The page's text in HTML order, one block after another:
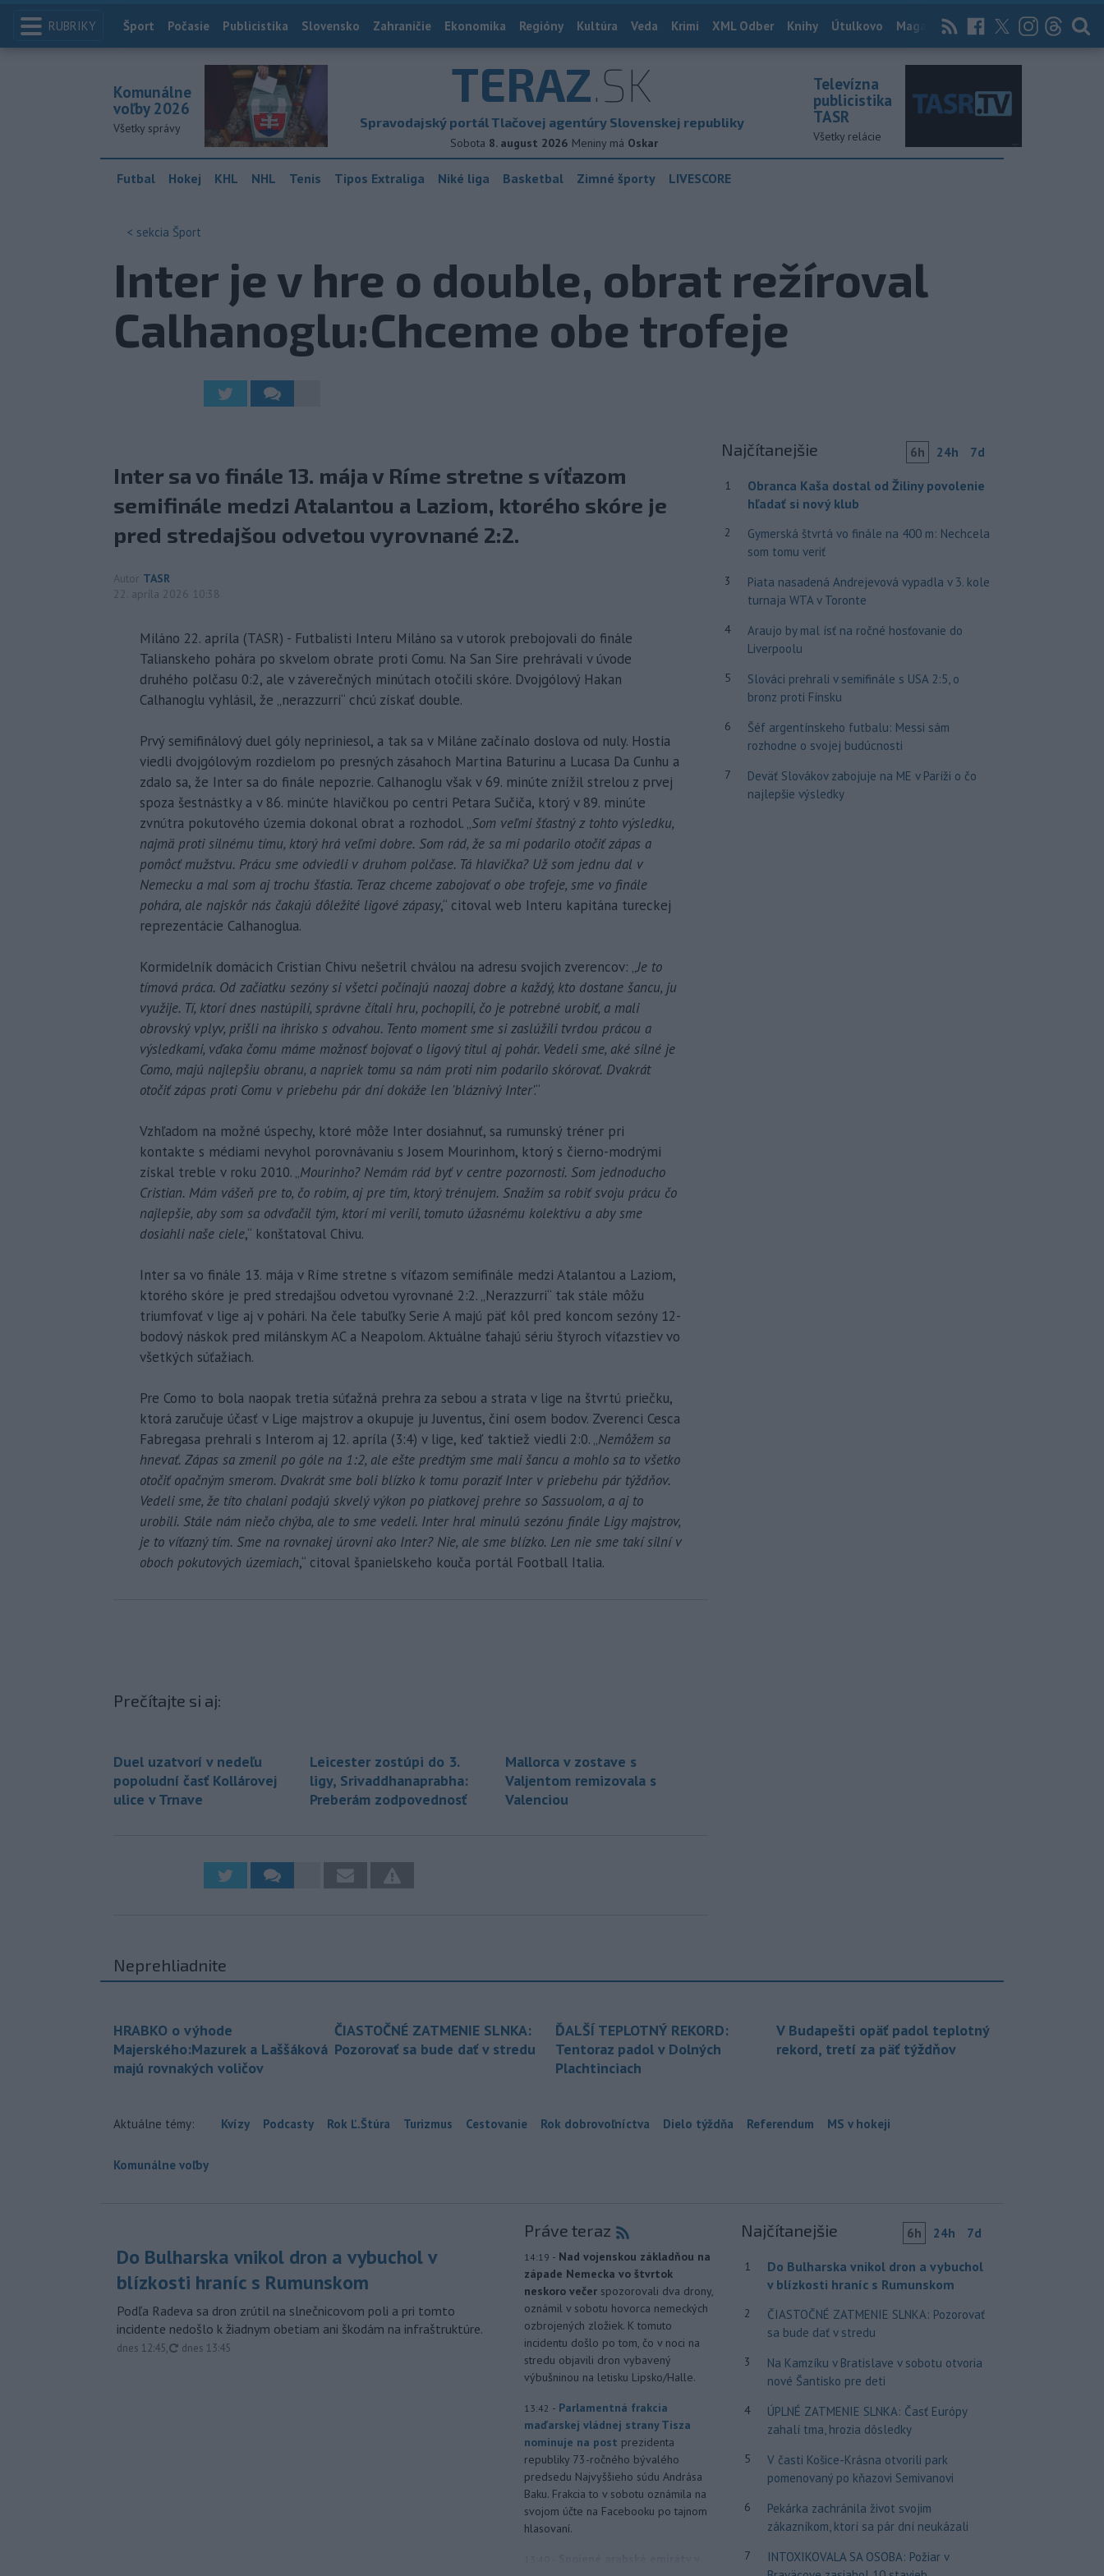
RUBRIKY Index
Šport Počasie Publicistika Slovensko Zahraničie Ekonomika Regióny Kultúra Veda Krimi XML Odber Knihy Útulkovo Magazín News Now Archív
TERAZ.SK
Spravodajský portál Tlačovej agentúry Slovenskej republiky
Sobota 8. august 2026 Meniny má Oskar
Komunálne
voľby 2026
Všetky správy
Televízna
publicistika
TASR
Všetky relácie
Futbal Hokej KHL NHL Tenis Tipos Extraliga Niké liga Basketbal Zimné športy LIVESCORE
< sekcia Šport
Inter je v hre o double, obrat režíroval
Calhanoglu:Chceme obe trofeje
Inter sa vo finále 13. mája v Ríme stretne s víťazom
semifinále medzi Atalantou a Laziom, ktorého skóre je
pred stredajšou odvetou vyrovnané 2:2.
Autor TASR
22. apríla 2026 10:38
Miláno 22. apríla (TASR) - Futbalisti Interu Miláno sa v utorok prebojovali do finále
Talianskeho pohára po skvelom obrate proti Comu. Na San Sire prehrávali v úvode
druhého polčasu 0:2, ale v záverečných minútach otočili skóre. Dvojgólový Hakan
Calhanoglu vyhlásil, že „nerazzurri“ chcú získať double.
Prvý semifinálový duel góly nepriniesol, a tak sa v Miláne začínalo doslova od nuly. Hostia
viedli dvojgólovým rozdielom po presných zásahoch Martina Baturinu a Lucasa Da Cunhu a
zdalo sa, že Inter sa do finále nepozrie. Calhanoglu však v 69. minúte znížil strelou z prvej
spoza šestnástky a v 86. minúte hlavičkou po centri Petara Sučiča, ktorý v 89. minúte
zvnútra pokutového územia dokonal obrat a rozhodol. „Som veľmi šťastný z tohto výsledku,
najmä proti silnému tímu, ktorý hrá veľmi dobre. Som rád, že sa mi podarilo otočiť zápas a
pomôcť mužstvu. Prácu sme odviedli v druhom polčase. Tá hlavička? Už som jednu dal v
Nemecku a mal som aj trochu šťastia. Teraz chceme zabojovať o obe trofeje, sme vo finále
pohára, ale najskôr nás čakajú dôležité ligové zápasy,“ citoval web Interu kapitána tureckej
reprezentácie Calhanoglua.
Kormidelník domácich Cristian Chivu nešetril chválou na adresu svojich zverencov: „Je to
tímová práca. Od začiatku sezóny si všetci počínajú naozaj dobre a každý, kto dostane šancu, ju
využije. Tí, ktorí dnes nastúpili, správne čítali hru, pochopili, čo je potrebné urobiť, a mali
obrovský vplyv, prišli na ihrisko s odvahou. Tento moment sme si zaslúžili tvrdou prácou a
výsledkami, vďaka čomu máme možnosť bojovať o ligový titul aj pohár. Vedeli sme, aké silné je
Como, majú najlepšiu obranu, a napriek tomu sa nám proti nim podarilo skórovať. Dvakrát
otočiť zápas proti Comu v priebehu pár dní dokáže len 'bláznivý Inter'.“
Vzhľadom na možné úspechy, ktoré môže Inter dosiahnuť, sa rumunský tréner pri
kontakte s médiami nevyhol porovnávaniu s Josem Mourinhom, ktorý s čierno-modrými
získal treble v roku 2010. „Mourinho? Nemám rád byť v centre pozornosti. Som jednoducho
Cristian. Mám vášeň pre to, čo robím, aj pre tím, ktorý trénujem. Snažím sa robiť svoju prácu čo
najlepšie, aby som sa odvďačil tým, ktorí mi verili, tomuto úžasnému kolektívu a aby sme
dosiahli naše ciele,“ konštatoval Chivu.
Inter sa vo finále 13. mája v Ríme stretne s víťazom semifinále medzi Atalantou a Laziom,
ktorého skóre je pred stredajšou odvetou vyrovnané 2:2. „Nerazzurri“ tak stále môžu
triumfovať v lige aj v pohári. Na čele tabuľky Serie A majú päť kôl pred koncom sezóny 12-
bodový náskok pred milánskym AC a Neapolom. Aktuálne ťahajú sériu štyroch víťazstiev vo
všetkých súťažiach.
Pre Como to bola naopak tretia súťažná prehra za sebou a strata v lige na štvrtú priečku,
ktorá zaručuje účasť v Lige majstrov a okupuje ju Juventus, činí osem bodov. Zverenci Cesca
Fabregasa prehrali s Interom aj 12. apríla (3:4) v lige, keď taktiež viedli 2:0. „Nemôžem sa
hnevať. Zápas sa zmenil po góle na 1:2, ale ešte predtým sme mali šancu a mohlo sa to všetko
otočiť opačným smerom. Dvakrát sme boli blízko k tomu poraziť Inter v priebehu pár týždňov.
Vedeli sme, že títo chalani podajú skvelý výkon po piatkovej prehre so Sassuolom, a aj to
urobili. Stále nám niečo chýba, ale to sme vedeli. Inter hral minulú sezónu finále Ligy majstrov,
je to víťazný tím. Sme na rovnakej úrovni ako Inter? Nie, ale sme blízko. Len nie sme takí silní v
oboch pokutových územiach,“ citoval španielskeho kouča portál Football Italia.
Prečítajte si aj:
Duel uzatvorí v nedeľu
popoludní časť Kollárovej
ulice v Trnave
Leicester zostúpi do 3.
ligy, Srivaddhanaprabha:
Preberám zodpovednosť
Mallorca v zostave s
Valjentom remizovala s
Valenciou
Najčítanejšie 6h 24h 7d
1
Obranca Kaša dostal od Žiliny povolenie
hľadať si nový klub
2
Gymerská štvrtá vo finále na 400 m: Nechcela
som tomu veriť
3
Piata nasadená Andrejevová vypadla v 3. kole
turnaja WTA v Toronte
4
Araujo by mal ísť na ročné hosťovanie do
Liverpoolu
5
Slováci prehrali v semifinále s USA 2:5, o
bronz proti Fínsku
6
Šéf argentínskeho futbalu: Messi sám
rozhodne o svojej budúcnosti
7
Deväť Slovákov zabojuje na ME v Paríži o čo
najlepšie výsledky
Neprehliadnite
HRABKO o výhode
Majerského:Mazurek a Laššáková
majú rovnakých voličov
ČIASTOČNÉ ZATMENIE SLNKA:
Pozorovať sa bude dať v stredu
ĎALŠÍ TEPLOTNÝ REKORD:
Tentoraz padol v Dolných
Plachtinciach
V Budapešti opäť padol teplotný
rekord, tretí za päť týždňov
Aktuálne témy: Kvízy Podcasty Rok Ľ.Štúra Turizmus Cestovanie Rok dobrovoľníctva Dielo týždňa Referendum MS v hokeji
Komunálne voľby
Do Bulharska vnikol dron a vybuchol v
blízkosti hraníc s Rumunskom
Podľa Radeva sa dron zrútil na slnečnicovom poli a pri tomto
incidente nedošlo k žiadnym obetiam ani škodám na infraštruktúre.
dnes 12:45, aktualizované
dnes 13:45
Práve teraz
14:19 - Nad vojenskou základňou na
západe Nemecka vo štvrtok
neskoro večer spozorovali dva drony,
oznámil v sobotu hovorca nemeckých
ozbrojených zložiek. K tomuto
incidentu došlo po tom, čo v noci na
stredu objavili dron vybavený
výbušninou na letisku Lipsko/Halle.
13:42 - Parlamentná frakcia
maďarskej vládnej strany Tisza
nominuje na post prezidenta
republiky 73-ročného bývalého
predsedu Najvyššieho súdu Andrása
Baku. Frakcia to v sobotu oznámila na
svojom účte na Facebooku po tajnom
hlasovaní.
Najčítanejšie 6h 24h 7d
1
Do Bulharska vnikol dron a vybuchol
v blízkosti hraníc s Rumunskom
2
ČIASTOČNÉ ZATMENIE SLNKA: Pozorovať
sa bude dať v stredu
3
Na Kamzíku v Bratislave v sobotu otvoria
nové Šantisko pre deti
4
ÚPLNÉ ZATMENIE SLNKA: Časť Európy
zahalí tma, hrozia dôsledky
5
V časti Košice-Krásna otvorili park
pomenovaný po kňazovi Semivanovi
6
Pekárka zachránila život svojim
zákazníkom, ktorí sa pár dní neukázali
7
INTOXIKOVALA SA OSOBA: Požiar v